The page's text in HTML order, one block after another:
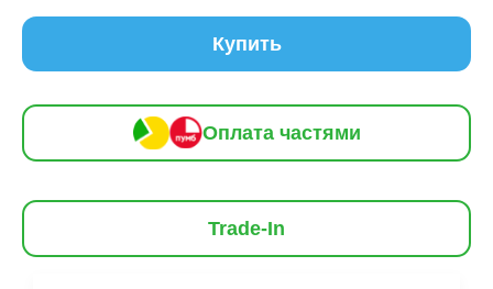
Купить
Оплата частями
Trade-In